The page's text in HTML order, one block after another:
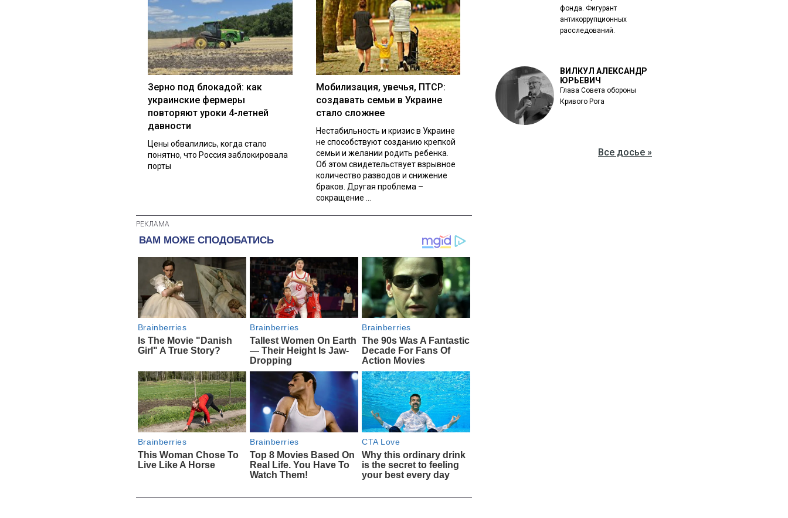
Зерно под блокадой: как
украинские фермеры
повторяют уроки 4-летней
давности
Цены обвалились, когда стало
понятно, что Россия заблокировала
порты
Мобилизация, увечья, ПТСР:
создавать семьи в Украине
стало сложнее
Нестабильность и кризис в Украине
не способствуют созданию крепкой
семьи и желании родить ребенка.
Об этом свидетельствует взрывное
количество разводов и снижение
браков. Другая проблема –
сокращение ...
фонда. Фигурант
антикоррупционных
расследований.
ВИЛКУЛ АЛЕКСАНДР
ЮРЬЕВИЧ
Глава Совета обороны
Кривого Рога
Все досье »